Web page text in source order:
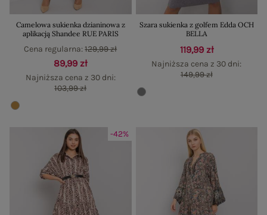
Camelowa sukienka dzianinowa z
aplikacją Shandee RUE PARIS
89,99 zł
Najniższa cena z 30 dni:
103,99 zł
Cena regularna:129,99 zł
Szara sukienka z golfem Edda OCH
BELLA
119,99 zł
Najniższa cena z 30 dni:
149,99 zł
-42%